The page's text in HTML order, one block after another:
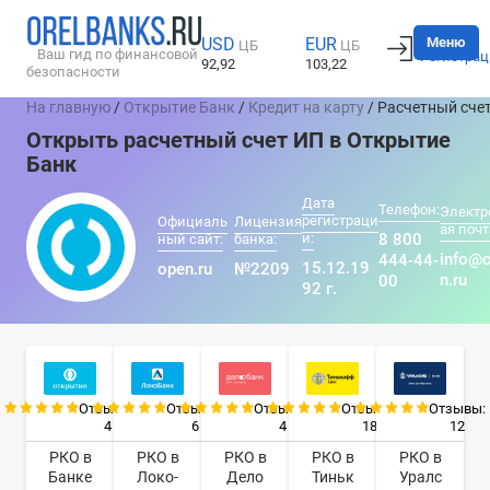
Ваш гид по финансовой
безопасности
USD ЦБ
92,92
EUR ЦБ
103,22
Вход
Меню
На главную / Открытие Банк / Кредит на карту / Расчетный
Открыть расчетный счет ИП в Открытие
Банк
Официаль
ный сайт:
open.ru
Лицензия
банка:
№2209
Дата
регистраци
и:
15.12.19
92 г.
Телефон:
8 800
444-44-
00
ая
n.ru
Отзывы:
4
РКО в
Банке
Отзывы:
6
РКО в
Локо-
Отзывы:
4
РКО в
Дело
Отзывы:
18
РКО в
Тиньк
Отзывы:
12
РКО в
Уралс